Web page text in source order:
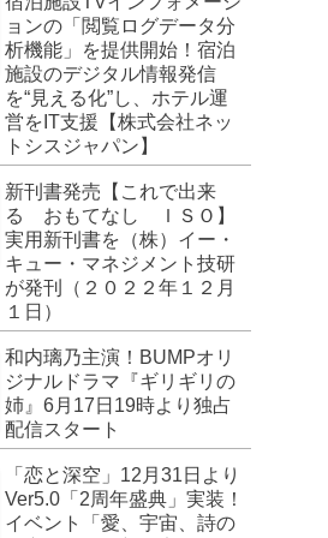
ョンの「閲覧ログデータ分
析機能」を提供開始！宿泊
施設のデジタル情報発信
を“見える化”し、ホテル運
営をIT支援【株式会社ネッ
トシスジャパン】
新刊書発売【これで出来
る おもてなし ＩＳＯ】
実用新刊書を（株）イー・
キュー・マネジメント技研
が発刊（２０２２年１２月
１日）
和内璃乃主演！BUMPオリ
ジナルドラマ『ギリギリの
姉』6月17日19時より独占
配信スタート
「恋と深空」12月31日より
Ver5.0「2周年盛典」実装！
イベント「愛、宇宙、詩の